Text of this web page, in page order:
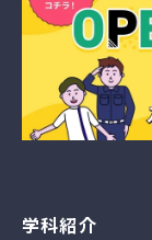
学科紹介